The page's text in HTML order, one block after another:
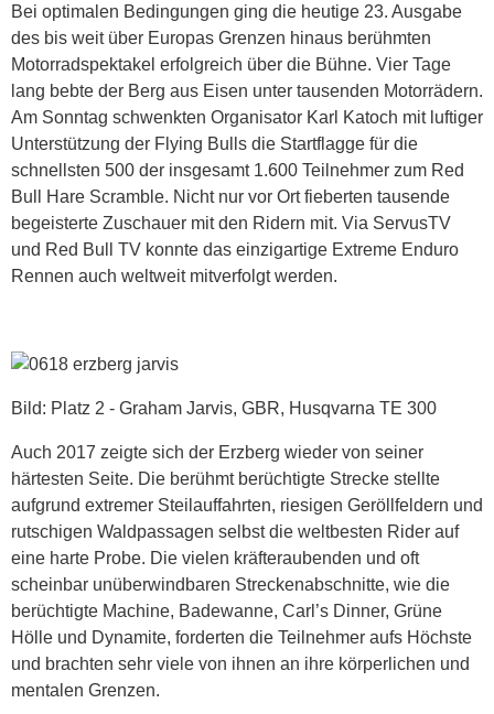
Bei optimalen Bedingungen ging die heutige 23. Ausgabe
des bis weit über Europas Grenzen hinaus berühmten
Motorradspektakel erfolgreich über die Bühne. Vier Tage
lang bebte der Berg aus Eisen unter tausenden Motorrädern.
Am Sonntag schwenkten Organisator Karl Katoch mit luftiger
Unterstützung der Flying Bulls die Startflagge für die
schnellsten 500 der insgesamt 1.600 Teilnehmer zum Red
Bull Hare Scramble. Nicht nur vor Ort fieberten tausende
begeisterte Zuschauer mit den Ridern mit. Via ServusTV
und Red Bull TV konnte das einzigartige Extreme Enduro
Rennen auch weltweit mitverfolgt werden.
Bild: Platz 2 - Graham Jarvis, GBR, Husqvarna TE 300
Auch 2017 zeigte sich der Erzberg wieder von seiner
härtesten Seite. Die berühmt berüchtigte Strecke stellte
aufgrund extremer Steilauffahrten, riesigen Geröllfeldern und
rutschigen Waldpassagen selbst die weltbesten Rider auf
eine harte Probe. Die vielen kräfteraubenden und oft
scheinbar unüberwindbaren Streckenabschnitte, wie die
berüchtigte Machine, Badewanne, Carl’s Dinner, Grüne
Hölle und Dynamite, forderten die Teilnehmer aufs Höchste
und brachten sehr viele von ihnen an ihre körperlichen und
mentalen Grenzen.